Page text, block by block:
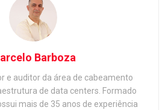
Barboza
e auditor da área de cabeamento
de data centers. Formado
mais de 35 anos de experiência